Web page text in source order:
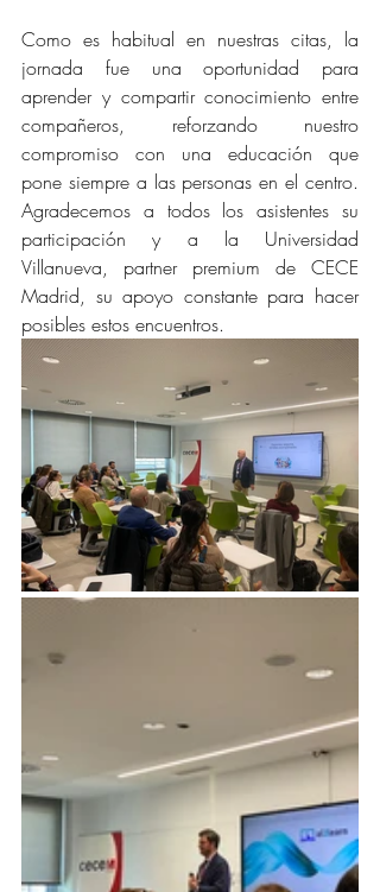
Como es habitual en nuestras citas, la
jornada fue una oportunidad para
aprender y compartir conocimiento entre
compañeros, reforzando nuestro
compromiso con una educación que
pone siempre a las personas en el centro.
Agradecemos a todos los asistentes su
participación y a la Universidad
Villanueva, partner premium de CECE
Madrid, su apoyo constante para hacer
posibles estos encuentros.